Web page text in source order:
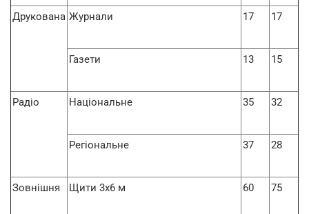
Друкована Журнали 17 17
Газети 13 15
Радіо Національне 35 32
Регіональне 37 28
Зовнішня Щити 3х6 м 60 75